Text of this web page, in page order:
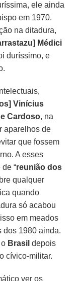
ele ainda
em 1970.
na ditadura,
Médici
duríssimo, e
Vinícius
Cardoso, na
aparelhos de
que fossem
A esses
“reunião dos
qualquer
quando
só acabou
em meados
dos 1980 ainda.
Brasil depois
cívico-militar.
ver os